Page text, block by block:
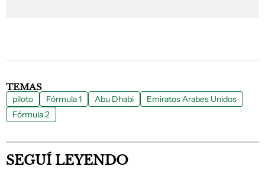
TEMAS
piloto Fórmula 1 Abu Dhabi
Emiratos Arabes Unidos
Fórmula 2
SEGUÍ LEYENDO